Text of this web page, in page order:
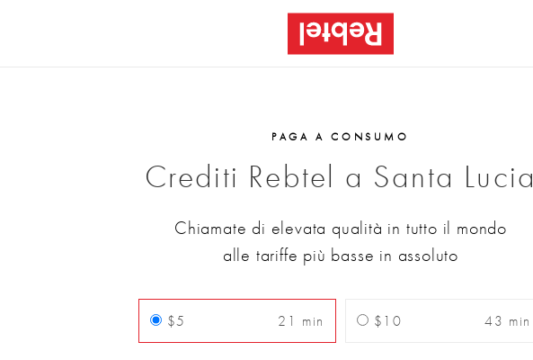
PAGA A CONSUMO
Crediti Rebtel a Santa Lucia
Chiamate di elevata qualità in tutto il mondo
alle tariffe più basse in assoluto
$5 21 min $10 43 min